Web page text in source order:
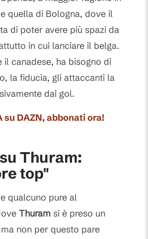
quella di Bologna, dove il
di poter avere più spazi da
in cui lanciare il belga.
il canadese, ha bisogno di
la fiducia, gli attaccanti la
dai gol.
su DAZN, abbonati ora!
Thuram:
top"
qualcuno pure al
Thuram si è preso un
non per questo pare